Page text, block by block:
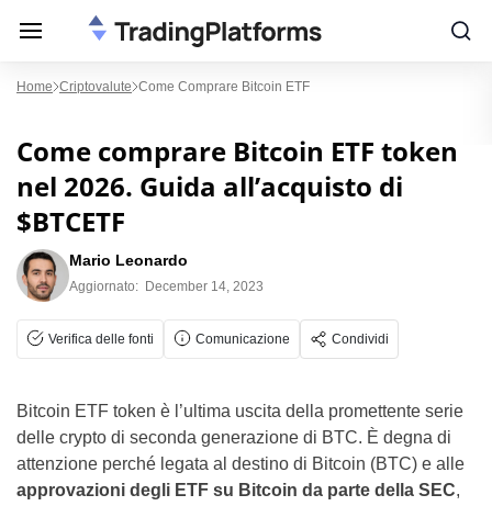
Home Criptovalute Come Comprare Bitcoin ETF
Come comprare Bitcoin ETF token
nel 2026. Guida all’acquisto di
$BTCETF
Mario Leonardo
Aggiornato: December 14, 2023
Verifica delle fonti Comunicazione Condividi
Bitcoin ETF token è l’ultima uscita della promettente serie
delle crypto di seconda generazione di BTC. È degna di
attenzione perché legata al destino di Bitcoin (BTC) e alle
approvazioni degli ETF su Bitcoin da parte della SEC,